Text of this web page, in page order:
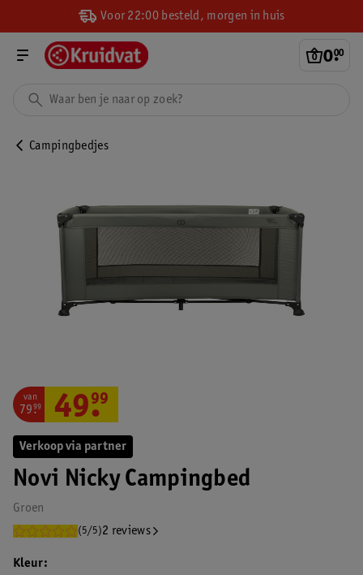
Voor 22:00 besteld, morgen in huis
0.
00
Campingbedjes
Verkoop via partner
Novi Nicky Campingbed
Groen
(5/5)2 reviews
van
79.
99 49.
99
Kleur